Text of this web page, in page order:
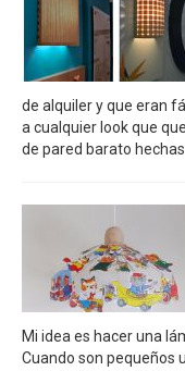
de alquiler y que eran
a cualquier look que
de pared barato
Mi idea es hacer una
Cuando son pequeños